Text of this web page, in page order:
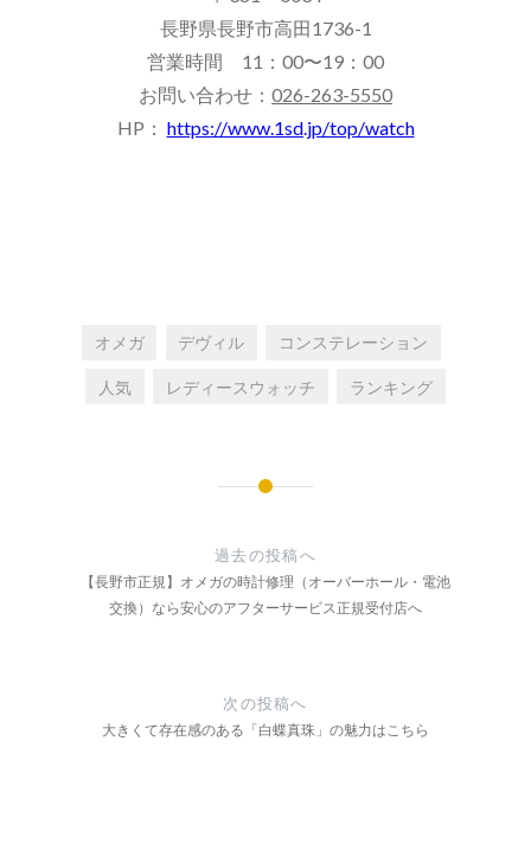
長野県長野市高田1736-1
営業時間 11：00〜19：00
お問い合わせ： 026-263-5550
HP： https://www.1sd.jp/top/watch
オメガ デヴィル コンステレーション
人気 レディースウォッチ ランキング
過去の投稿へ
【長野市正規】オメガの時計修理（オーバーホール・電池
交換）なら安心のアフターサービス正規受付店へ
次の投稿へ
大きくて存在感のある「白蝶真珠」の魅力はこちら